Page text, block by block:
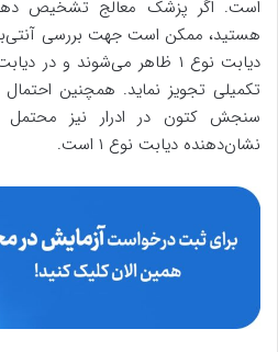
هستید، ممکن است جهت بررسی
تکمیلی تجویز نماید. همچنین احتمال
سنجش کتون در ادرار نیز
نشان‌دهنده دیابت نوع ۱ است.